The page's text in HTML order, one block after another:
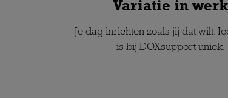
Variatie in werk
Je dag inrichten zoals jij dat wilt.
is bij DOXsupport uniek.